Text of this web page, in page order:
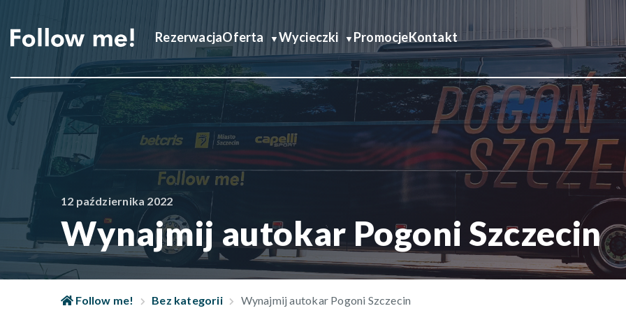
RezerwacjaOferta Wycieczki PromocjeKontakt
12 października 2022
Wynajmij autokar Pogoni Szczecin
Follow me! Bez kategorii Wynajmij autokar Pogoni Szczecin